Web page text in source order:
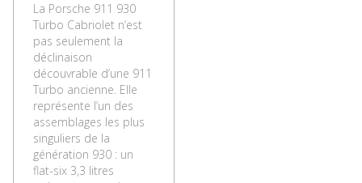
La Porsche 911 930
Turbo Cabriolet n’est
pas seulement la
déclinaison
découvrable d’une 911
Turbo ancienne. Elle
représente l’un des
assemblages les plus
singuliers de la
génération 930 : un
flat-six 3,3 litres